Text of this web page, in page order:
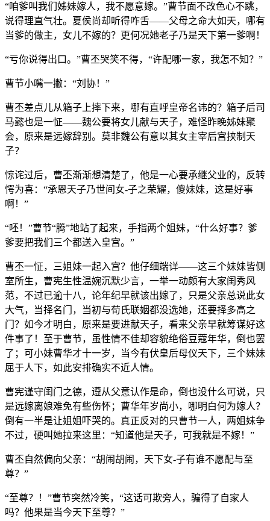
“咱爹叫我们姊妹嫁人，我不愿意嫁。”曹节面不改色心不跳，
说得理直气壮。夏侯尚却听得咋舌——父母之命大如天，哪有
当爹的做主，女儿不嫁的？更何况她老子乃是天下第一爹啊！
“亏你说得出口。”曹丕哭笑不得，“许配哪一家，我怎不知？”
曹节小嘴一撇：“刘协！”
曹丕差点儿从箱子上摔下来，哪有直呼皇帝名讳的？箱子后司
马懿也是一怔——魏公要将女儿献与天子，难怪昨晚姊妹聚
会，原来是远嫁辞别。莫非魏公有意以其女主宰后宫挟制天
子？
惊诧过后，曹丕渐渐想清楚了，他是一心要承继父业的，反转
愕为喜：“承恩天子乃世间女-子之荣耀，傻妹妹，这是好事
啊！”
“呸！”曹节“腾”地站了起来，手指两个姐妹，“什么好事？爹
爹要把我们三个都送入皇宫。”
曹丕一怔，三姐妹一起入宫？他仔细端详——这三个妹妹皆侧
室所生，曹宪生性温婉沉默少言，一举一动颇有大家闺秀风
范，不过已逾十八，论年纪早就该出嫁了，只是父亲总说此女
大气，当择名门，当初与荀氏联姻都没选她，还要择多高之
门？如今才明白，原来是要进献天子，看来父亲早就筹谋好这
件事了！至于曹节，虽性情不佳却容貌绝俗豆蔻年华，倒也罢
了；可小妹曹华才十一岁，当今有伏皇后母仪天下，三个妹妹
屈于人下，如此安排确实不近人情。
曹宪谨守闺门之德，遵从父意认作是命，倒也没什么可说，只
是远嫁离娘难免有些伤怀；曹华年岁尚小，哪明白何为嫁人？
倒有一半是让姐姐吓哭的。真正反对的只曹节一人，两姐妹争
不过，硬叫她拉来这里：“知道他是天子，可我就是不嫁！”
曹丕自然偏向父亲：“胡闹胡闹，天下女-子有谁不愿配与至
尊？”
“至尊？！”曹节突然冷笑，“这话可欺旁人，骗得了自家人
吗？他果是当今天下至尊？”